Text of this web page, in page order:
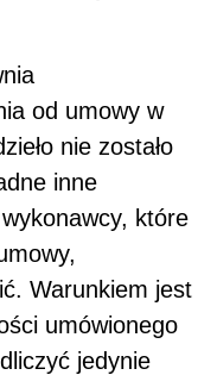
od umowy w
nie zostało
inne
które
Warunkiem jest
umówionego
jedynie